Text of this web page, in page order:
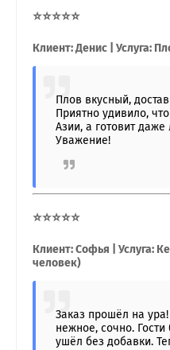
⭐⭐⭐⭐⭐
Клиент: Денис | Услуга:
Плов вкусный,
Приятно удивило,
Азии, а готовит
Уважение!
⭐⭐⭐⭐⭐
Клиент: Софья | Услуга:
человек)
Заказ прошёл на
нежное, сочно.
ушёл без добавки.